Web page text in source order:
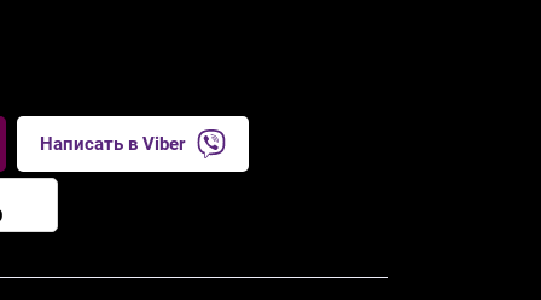
Написать в Viber